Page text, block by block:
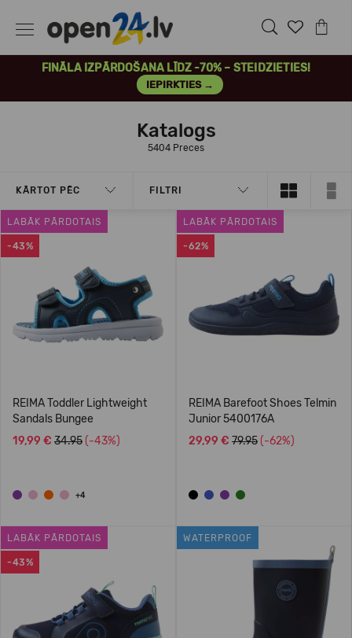
FINĀLA IZPĀRDOŠANA LĪDZ -70% – STEIDZIETIES!
IEPIRKTIES →
Katalogs
5404 Preces
KĀRTOT PĒC FILTRI
-43%
LABĀK PĀRDOTAIS
REIMA Toddler Lightweight
Sandals Bungee
19,99 € 34.95 (-43%)
+4
-62%
LABĀK PĀRDOTAIS
REIMA Barefoot Shoes Telmin
Junior 5400176A
29,99 € 79.95 (-62%)
-43%
LABĀK PĀRDOTAIS WATERPROOF